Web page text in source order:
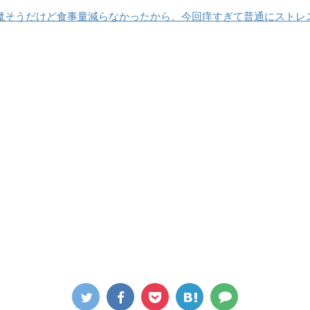
そうだけど食事量減らなかったから、今回痒すぎて普通にストレ